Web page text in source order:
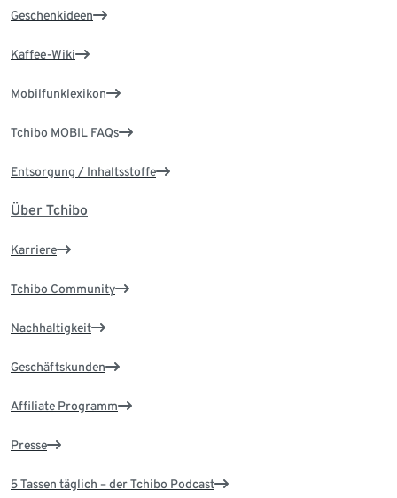
Geschenkideen
Kaffee-Wiki
Mobilfunklexikon
Tchibo MOBIL FAQs
Entsorgung / Inhaltsstoffe
Über Tchibo
Karriere
Tchibo Community
Nachhaltigkeit
Geschäftskunden
Affiliate Programm
Presse
5 Tassen täglich – der Tchibo Podcast